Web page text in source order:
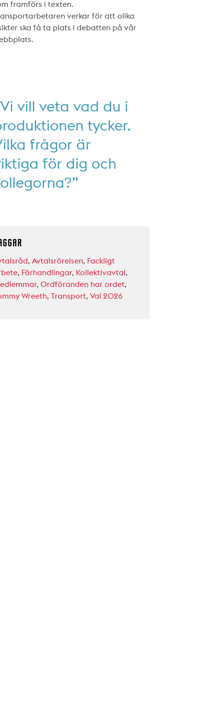
framförs i texten.
verkar för att olika
ska få ta plats i debatten på vår
vill veta vad du i
tycker.
frågor är
för dig och
, Avtalsrörelsen, Fackligt
, Förhandlingar, Kollektivavtal,
, Ordföranden har ordet,
Wreeth, Transport, Val 2026